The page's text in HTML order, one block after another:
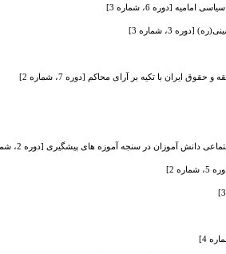
[دوره 6، شماره 3]
3، شماره 3]
ایران با تکیه بر آرای محاکم [دوره 7، شماره 2]
آموزان در سنجه آموزه های پیشگیری [دوره 2، شماره 1]
2]